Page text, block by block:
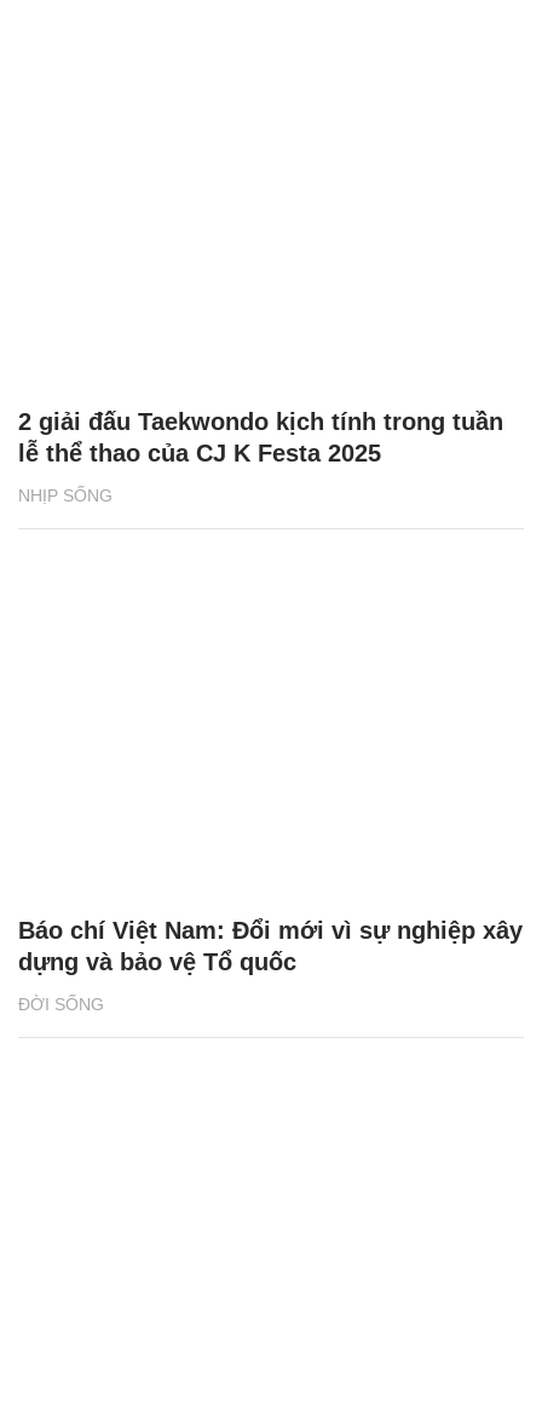
NHỊP SỐNG
2 giải đấu Taekwondo kịch tính trong tuần
lễ thể thao của CJ K Festa 2025
ĐỜI SỐNG
Báo chí Việt Nam: Đổi mới vì sự nghiệp xây
dựng và bảo vệ Tổ quốc